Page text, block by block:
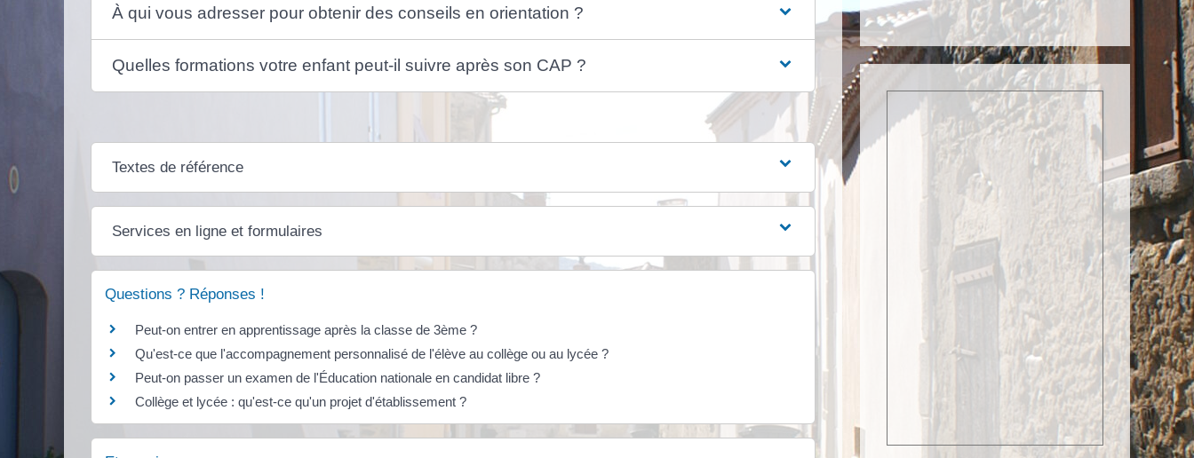
À qui vous adresser pour obtenir des conseils en orientation ?
Quelles formations votre enfant peut-il suivre après son CAP ?
Textes de référence
Services en ligne et formulaires
Questions ? Réponses !
Peut-on entrer en apprentissage après la classe de 3ème ?
Qu'est-ce que l'accompagnement personnalisé de l'élève au collège ou au lycée ?
Peut-on passer un examen de l'Éducation nationale en candidat libre ?
Collège et lycée : qu'est-ce qu'un projet d'établissement ?